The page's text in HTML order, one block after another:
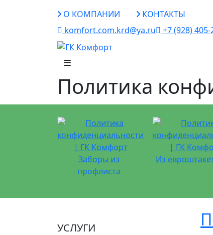
О КОМПАНИИ
КОНТАКТЫ
komfort.com.krd@ya.ru
+7 (928) 405-
Политика
Заборы из
профлиста
Из
УСЛУГИ